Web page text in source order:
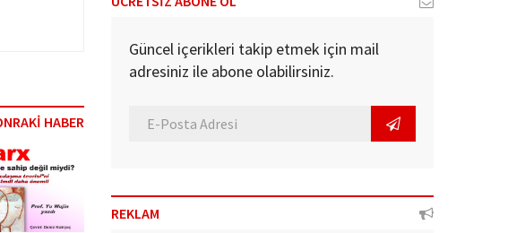
HABER
Güncel içerikleri takip etmek için mail
adresiniz ile abone olabilirsiniz.
REKLAM